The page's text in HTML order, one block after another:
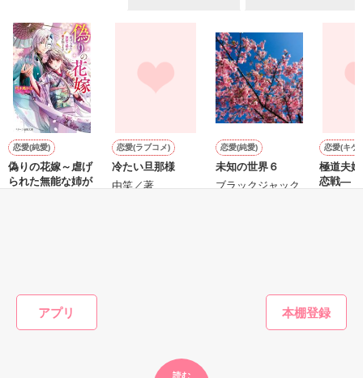
アプリ
読む
心地好くて、幸せだと感じたの。
＊＊＊＊＊＊＊＊＊＊＊＊＊＊＊＊
2012.10.25〜11.1
special thanks.
市道 柚様
ｍｉａ．様
*yu-papa*様
「今日も頑張ったから褒めて」
甘やかすの頑張る澪はかわいい
恋愛(純愛)
偽りの花嫁～虐げ
られた無能な姉が
恋愛(ラブコメ)
冷たい旦那様
由笑／著
恋愛(純愛)
未知の世界６
ブラックジャック
恋愛(キケ
極道夫
恋戦―【